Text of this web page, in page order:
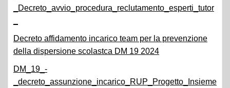
_Decreto_avvio_procedura_reclutamento_esperti_tutor
Decreto affidamento incarico team per la prevenzione
della dispersione scolastca DM 19 2024
DM_19_-
_decreto_assunzione_incarico_RUP_Progetto_Insieme